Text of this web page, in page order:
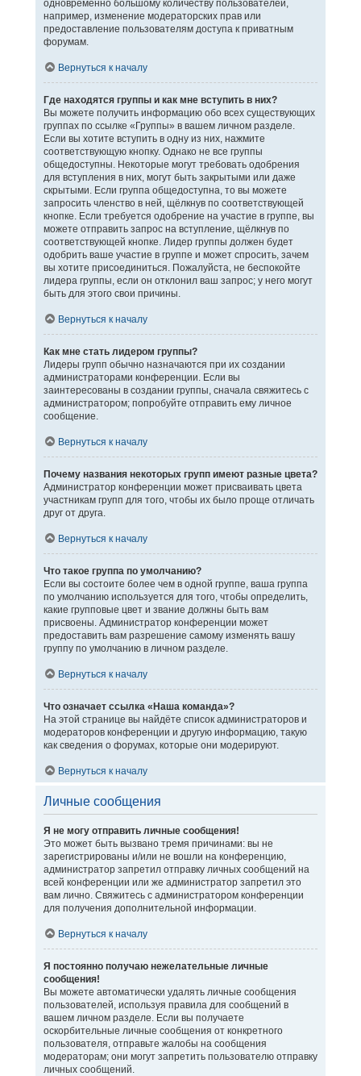
одновременно большому количеству пользователей,
например, изменение модераторских прав или
предоставление пользователям доступа к приватным
форумам.
Вернуться к началу
Где находятся группы и как мне вступить в них?
Вы можете получить информацию обо всех существующих
группах по ссылке «Группы» в вашем личном разделе.
Если вы хотите вступить в одну из них, нажмите
соответствующую кнопку. Однако не все группы
общедоступны. Некоторые могут требовать одобрения
для вступления в них, могут быть закрытыми или даже
скрытыми. Если группа общедоступна, то вы можете
запросить членство в ней, щёлкнув по соответствующей
кнопке. Если требуется одобрение на участие в группе, вы
можете отправить запрос на вступление, щёлкнув по
соответствующей кнопке. Лидер группы должен будет
одобрить ваше участие в группе и может спросить, зачем
вы хотите присоединиться. Пожалуйста, не беспокойте
лидера группы, если он отклонил ваш запрос; у него могут
быть для этого свои причины.
Вернуться к началу
Как мне стать лидером группы?
Лидеры групп обычно назначаются при их создании
администраторами конференции. Если вы
заинтересованы в создании группы, сначала свяжитесь с
администратором; попробуйте отправить ему личное
сообщение.
Вернуться к началу
Почему названия некоторых групп имеют разные цвета?
Администратор конференции может присваивать цвета
участникам групп для того, чтобы их было проще отличать
друг от друга.
Вернуться к началу
Что такое группа по умолчанию?
Если вы состоите более чем в одной группе, ваша группа
по умолчанию используется для того, чтобы определить,
какие групповые цвет и звание должны быть вам
присвоены. Администратор конференции может
предоставить вам разрешение самому изменять вашу
группу по умолчанию в личном разделе.
Вернуться к началу
Что означает ссылка «Наша команда»?
На этой странице вы найдёте список администраторов и
модераторов конференции и другую информацию, такую
как сведения о форумах, которые они модерируют.
Вернуться к началу
Личные сообщения
Я не могу отправить личные сообщения!
Это может быть вызвано тремя причинами: вы не
зарегистрированы и/или не вошли на конференцию,
администратор запретил отправку личных сообщений на
всей конференции или же администратор запретил это
вам лично. Свяжитесь с администратором конференции
для получения дополнительной информации.
Вернуться к началу
Я постоянно получаю нежелательные личные
сообщения!
Вы можете автоматически удалять личные сообщения
пользователей, используя правила для сообщений в
вашем личном разделе. Если вы получаете
оскорбительные личные сообщения от конкретного
пользователя, отправьте жалобы на сообщения
модераторам; они могут запретить пользователю отправку
личных сообщений.